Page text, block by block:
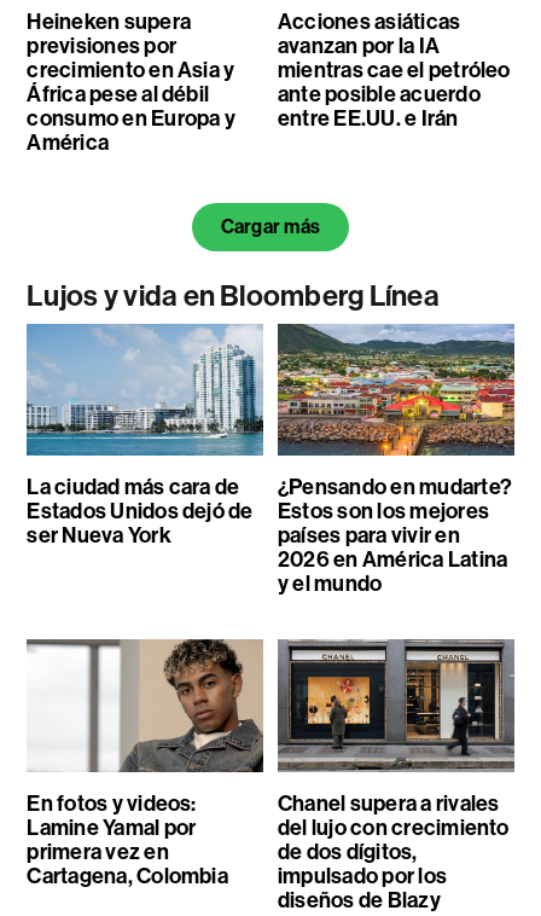
Heineken supera
previsiones por
crecimiento en Asia y
África pese al débil
consumo en Europa y
América
Acciones asiáticas
avanzan por la IA
mientras cae el petróleo
ante posible acuerdo
entre EE.UU. e Irán
Cargar más
Lujos y vida en Bloomberg Línea
La ciudad más cara de
Estados Unidos dejó de
ser Nueva York
¿Pensando en mudarte?
Estos son los mejores
países para vivir en
2026 en América Latina
y el mundo
En fotos y videos:
Lamine Yamal por
primera vez en
Cartagena, Colombia
Chanel supera a rivales
del lujo con crecimiento
de dos dígitos,
impulsado por los
diseños de Blazy